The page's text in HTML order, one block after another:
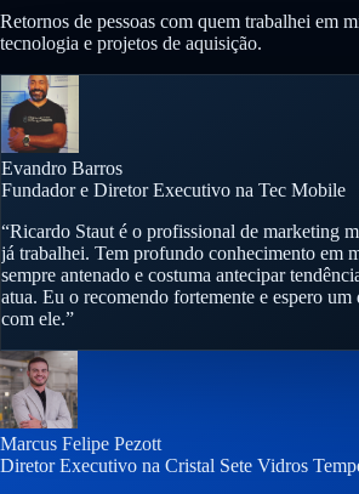
Retornos de pessoas com quem trabalhei em
tecnologia e projetos de aquisição.
Evandro Barros
Fundador e Diretor Executivo na Tec Mobile
“Ricardo Staut é o profissional de marketing
já trabalhei. Tem profundo conhecimento em
sempre antenado e costuma antecipar
atua. Eu o recomendo fortemente e espero
com ele.”
Marcus Felipe Pezott
Diretor Executivo na Cristal Sete Vidros